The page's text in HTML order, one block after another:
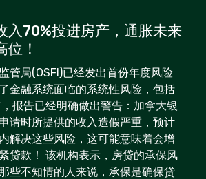
入70%投进房产，通胀未来
位！
管局(OSFI)已经发出首份年度风险
金融系统面临的系统性风险，包括
报告已经明确做出警告：加拿大银
请时所提供的收入造假严重，预计
解决这些风险，这可能意味着会增
贷款！ 该机构表示，房贷的承保风
些不知情的人来说，承保是确保贷